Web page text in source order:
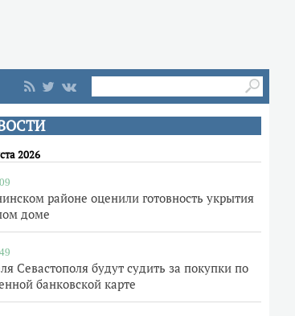
2026
районе оценили готовность укрытия
доме
Севастополя будут судить за покупки по
банковской карте